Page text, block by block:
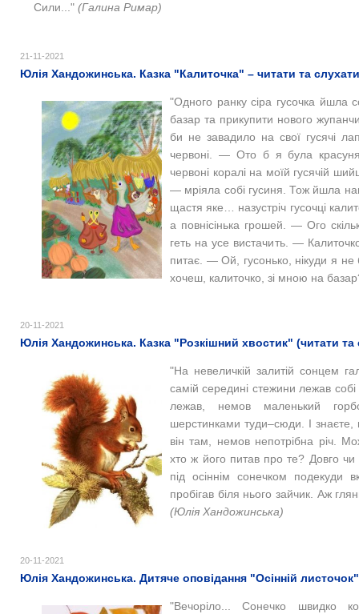
Сили..." (Галина Римар)
21-11-2021
Юлія Хандожинська. Казка "Калиточка" – читати та слухати
"Одного ранку сіра гусочка йшла
базар та прикупити нового
би не завадило на свої гусячі
червоні. — Ото б я була
червоні коралі на моїй гусячій
— мріяла собі гусиня. Тож йшла
щастя яке… назустріч гусочці
а повнісінька грошей. — Ого
геть на усе вистачить. —
питає. — Ой, гусонько, нікуди я
хочеш, калиточко, зі мною на
20-11-2021
Юлія Хандожинська. Казка "Розкішний хвостик" (читати та
"На невеличкій залитій сонцем
самій середині стежини лежав
лежав, немов маленький
шерстинками туди–сюди. І
він там, немов непотрібна річ.
хто ж його питав про те? Довго чи
під осіннім сонечком подекуди
пробігав біля нього зайчик. Аж
(Юлія Хандожинська)
20-11-2021
Юлія Хандожинська. Дитяче оповідання "Осінній
"Вечоріло... Сонечко швидко